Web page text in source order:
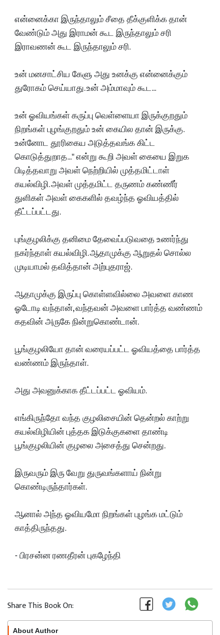
என்னைக்கா இருந்தாலும் சீதை தீக்குளிக்க தான்
வேண்டும் அது இராமன் கூட இருந்தாலும் சரி
இராவணன் கூட இருந்தாலும் சரி.
உன் மனசாட்சிய கேளு அது உனக்கு என்னைக்கும்
துரோகம் செய்யாது. உன் அம்மாவும் கூட...
உன் ஓவியங்கள் கருப்பு வெள்ளையா இருக்குறதும்
நிறங்கள் புழங்குறதும் உன் கையில தான் இருக்கு.
உன்னோட தூரிகைய அடுத்தவங்க கிட்ட
கொடுத்துறாத..." என்று கூறி அவள் கையை இறுக
பிடித்தவாறு அவள் நெற்றியில் முத்தமிட்டாள்
கயல்விழி. அவள் முத்தமிட்ட தருணம் கண்ணீர்
துளிகள் அவள் கைகளில் தவழ்ந்த ஓவியத்தில்
தீட்டப்பட்டது.
புங்குழலிக்கு தனிமை தேவைப்படுவதை உணர்ந்து
நகர்ந்தாள் கயல்விழி. ஆதாமுக்கு ஆறுதல் சொல்ல
முடியாமல் தவித்தான் அற்புதராஜ்.
ஆதாமுக்கு இருப்பு கொள்ளவில்லை அவளை காண
ஓடோடி வந்தான், வந்தவன் அவளை பார்த்த வண்ணம்
கதவின் அருகே நின்றுகொண்டான்.
பூங்குழலியோ தான் வரையப்பட்ட ஓவியத்தை பார்த்த
வண்ணம் இருந்தாள்.
அது அவனுக்காக தீட்டப்பட்ட ஓவியம்.
எங்கிருந்தோ வந்த குழலிசையின் தென்றல் காற்று
கயல்விழியின் புத்தக இடுக்குகளை தாண்டி
பூங்குழலியின் குழலை அசைத்து சென்றது.
இருவரும் இரு வேறு துருவங்களாய் நின்று
கொண்டிருந்தார்கள்.
ஆனால் அந்த ஓவியமோ நிறங்கள் புழங்க மட்டும்
காத்திருந்தது.
- பிரசன்ன ரணதீரன் புகழேந்தி
Share This Book On:
About Author